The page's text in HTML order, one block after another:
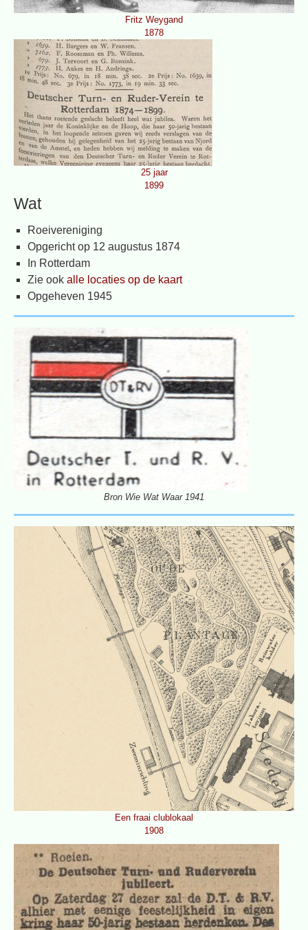
Fritz Weygand
1878
25 jaar
1899
Wat
Roeivereniging
Opgericht op 12 augustus 1874
In Rotterdam
Zie ook alle locaties op de kaart
Opgeheven 1945
Bron Wie Wat Waar 1941
Een fraai clublokaal
1908